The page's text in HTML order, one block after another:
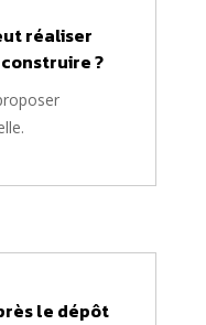
réaliser
?
le dépôt